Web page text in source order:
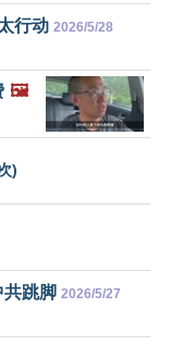
行动 2026/5/28
🖼️
)
共跳脚 2026/5/27